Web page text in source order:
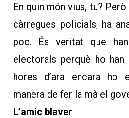
En quin món vius, tu?
càrregues policials, ha
poc. És veritat que
electorals perquè ho
hores d’ara encara ho
manera de fer la mà el
L’amic blaver